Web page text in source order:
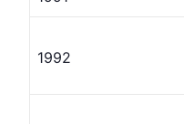
1992